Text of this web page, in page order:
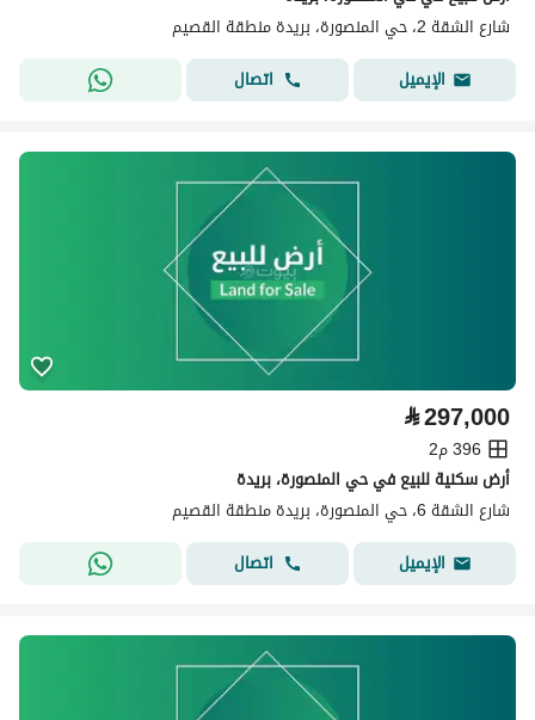
شارع الشقة 2، حي المنصورة، بريدة منطقة القصيم
الإيميل
اتصال
⃁297,000
396 م2
أرض سكنية للبيع في حي المنصورة، بريدة
شارع الشقة 6، حي المنصورة، بريدة منطقة القصيم
الإيميل
اتصال